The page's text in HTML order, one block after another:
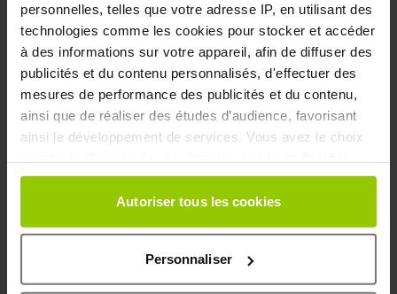
personnelles, telles que votre adresse IP, en utilisant des
technologies comme les cookies pour stocker et accéder
à des informations sur votre appareil, afin de diffuser des
publicités et du contenu personnalisés, d'effectuer des
mesures de performance des publicités et du contenu,
ainsi que de réaliser des études d’audience, favorisant
ainsi le développement de services. Vous avez le choix
Vous pouvez modifier ou retirer votre consentement à
tout moment en consultant la Déclaration relative aux
cookies ou en cliquant sur l'icône de confidentialité.
Si vous le permettez, nous aimerions également :
Collecter des informations sur votre localisation
Autoriser tous les cookies
Personnaliser
QUELS OLIGOÉLÉMENTS OU
VITAMINES POUR LE SOMMEIL ?
Le Magnésiumoffre une première possibilité pour
réduire vos risques de troubles du sommeil. Ce
complément alimentaire contient du magnésium, un
oligoélément qui garantit le bon équilibre et le
fonctionnement normal de votre métabolisme